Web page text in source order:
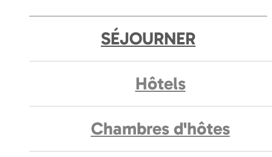
SÉJOURNER
Hôtels
Chambres d'hôtes